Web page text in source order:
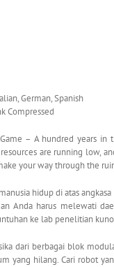
German, Spanish
Compressed
– A hundred years
are running low,
your way through the
hidup di atas
Anda harus melewati
ke lab penelitian
dari berbagai blok
yang hilang. Cari robot